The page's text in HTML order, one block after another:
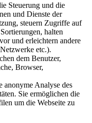
Steuerung und die
und Dienste der
steuern Zugriffe auf
halten
und erleichtern andere
etc.).
dem Benutzer,
Browser,
anonyme Analyse des
Sie ermöglichen die
um die Webseite zu